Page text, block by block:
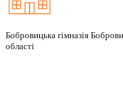
Бобровицька гімназія
області